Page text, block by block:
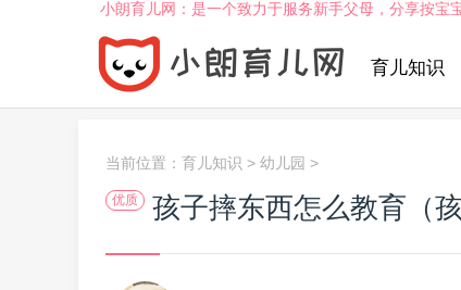
小朗育儿网：是一个致力于服务新手父母，分享按宝
育儿知识
当前位置： 育儿知识 > 幼儿园 >
优质 孩子摔东西怎么教育（